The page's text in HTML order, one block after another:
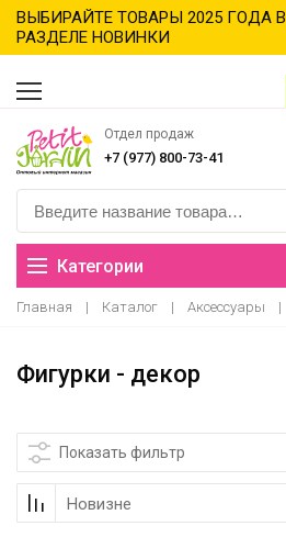
ВЫБИРАЙТЕ ТОВАРЫ 2025 ГОДА В
РАЗДЕЛЕ НОВИНКИ
Отдел продаж
+7 (977) 800-73-41
Категории
Новинки
Хиты продаж
Коллекции
Главная | Каталог | Аксессуары |
Фигурки - декор
Показать фильтр
Новизне